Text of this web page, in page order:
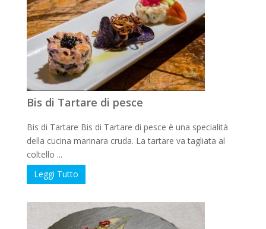
Bis di Tartare di pesce
Bis di Tartare Bis di Tartare di pesce è una specialità
della cucina marinara cruda. La tartare va tagliata al
coltello ...
Leggi Tutto